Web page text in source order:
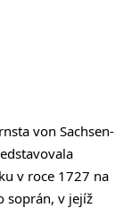
von Sachsen-
v roce 1727 na
soprán, v jejíž